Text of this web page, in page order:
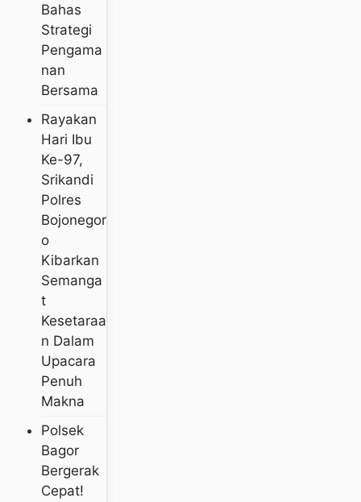
Bahas
Strategi
Pengama
Nan
Bersama
Rayakan
Hari Ibu
Ke-97,
Srikandi
Polres
Bojonegor
O
Kibarkan
Semanga
T
Kesetaraa
N Dalam
Upacara
Penuh
Makna
Polsek
Bagor
Bergerak
Cepat!